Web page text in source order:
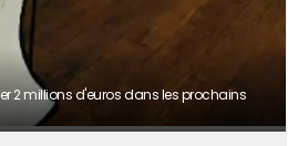
2 millions d'euros dans les prochains